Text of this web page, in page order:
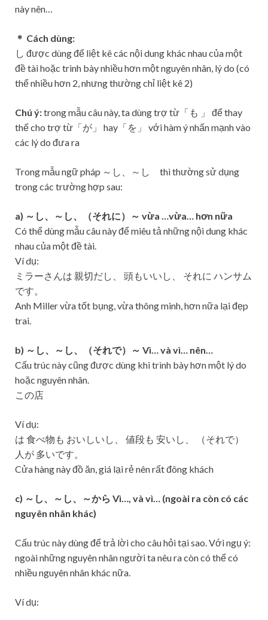
này nên…
＊ Cách dùng:
し được dùng để liệt kê các nội dung khác nhau của một
đề tài hoặc trình bày nhiều hơn một nguyên nhân, lý do (có
thể nhiều hơn 2, nhưng thường chỉ liệt kê 2)
Chú ý:trong mẫu câu này, ta dùng trợ từ「も 」 để thay
thế cho trợ từ「が」 hay「を」 với hàm ý nhấn mạnh vào
các lý do đưa ra
Trong mẫu ngữ pháp ～し、～し thì thường sử dụng
trong các trường hợp sau:
a) ～し、～し、（それに）～ vừa …vừa… hơn nữa
Có thể dùng mẫu câu này để miêu tả những nội dung khác
nhau của một đề tài.
Ví dụ:
ミラーさんは 親切だし、 頭もいいし、 それに ハンサム
です。
Anh Miller vừa tốt bụng, vừa thông minh, hơn nữa lại đẹp
trai.
b) ～し、～し、（それで）～ Vì… và vì… nên…
Cấu trúc này cũng được dùng khi trình bày hơn một lý do
hoặc nguyên nhân.
この店
Ví dụ:
は 食べ物も おいしいし、 値段も 安いし、 （それで）
人が 多いです。
Cửa hàng này đồ ăn, giá lại rẻ nên rất đông khách
c) ～し、～し、～から Vì…, và vì… (ngoài ra còn có các
nguyên nhân khác)
Cấu trúc này dùng để trả lời cho câu hỏi tại sao. Với ngụ ý:
ngoài những nguyên nhân người ta nêu ra còn có thể có
nhiều nguyên nhân khác nữa.
Ví dụ: